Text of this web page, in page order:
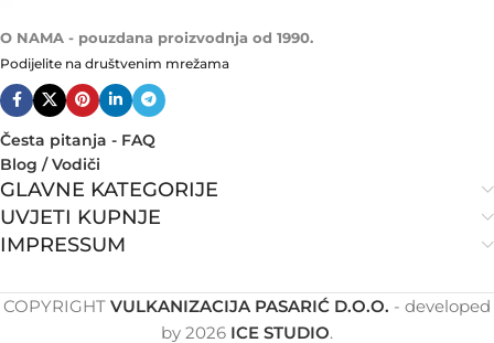
O NAMA - pouzdana proizvodnja od 1990.
Podijelite na društvenim mrežama
Česta pitanja - FAQ
Blog / Vodiči
GLAVNE KATEGORIJE
UVJETI KUPNJE
IMPRESSUM
COPYRIGHT VULKANIZACIJA PASARIĆ D.O.O. - developed
by 2026 ICE STUDIO.